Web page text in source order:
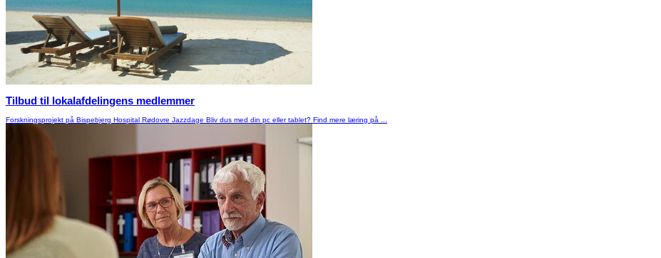
Tilbud til lokalafdelingens medlemmer
Forskningsprojekt på Bispebjerg Hospital Rødovre Jazzdage Bliv dus med din pc eller tablet? Find mere læring på ...